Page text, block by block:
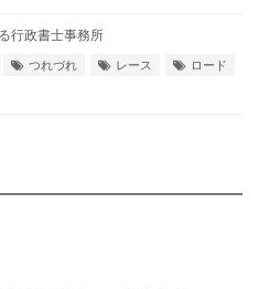
行政書士事務所
つれづれ レース
ロード